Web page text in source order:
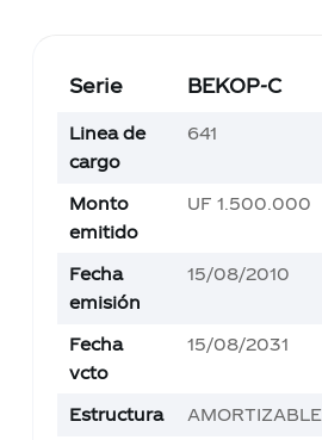
Serie BEKOP-C
Linea de
cargo
641
Monto
emitido
UF 1.500.000
Fecha
emisión
15/08/2010
Fecha
vcto
15/08/2031
Estructura AMORTIZABLE